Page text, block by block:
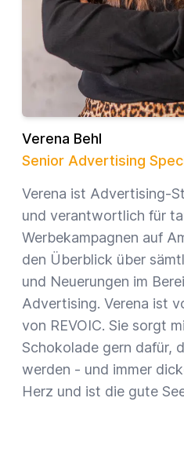
Verena Behl
Senior Advertising
Verena ist Advertising-
und verantwortlich für
Werbekampagnen auf
den Überblick über
und Neuerungen im
Advertising. Verena ist
von REVOIC. Sie sorgt
Schokolade gern dafür,
werden - und immer
Herz und ist die gute